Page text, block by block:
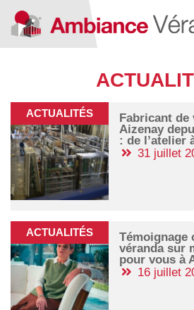
ACTUALITÉS
Fabricant de
Aizenay
: de l’atelier
31 juillet
ACTUALITÉS
Témoignage
véranda sur
pour vous à
16 juillet